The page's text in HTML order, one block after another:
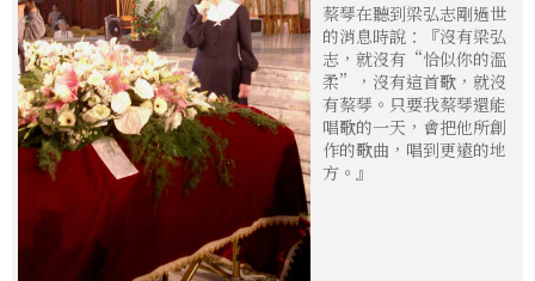
蔡琴在聽到梁弘志剛過世
的消息時說：『沒有梁弘
志，就沒有“恰似你的溫
柔”，沒有這首歌，就沒
有蔡琴。只要我蔡琴還能
唱歌的一天，會把他所創
作的歌曲，唱到更遠的地
方。』